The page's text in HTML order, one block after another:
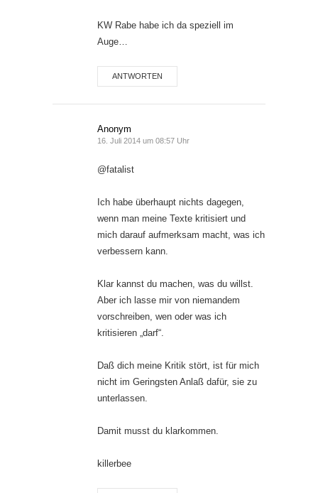
KW Rabe habe ich da speziell im
Auge…
ANTWORTEN
Anonym
16. Juli 2014 um 08:57 Uhr
@fatalist
Ich habe überhaupt nichts dagegen,
wenn man meine Texte kritisiert und
mich darauf aufmerksam macht, was ich
verbessern kann.
Klar kannst du machen, was du willst.
Aber ich lasse mir von niemandem
vorschreiben, wen oder was ich
kritisieren „darf“.
Daß dich meine Kritik stört, ist für mich
nicht im Geringsten Anlaß dafür, sie zu
unterlassen.
Damit musst du klarkommen.
killerbee